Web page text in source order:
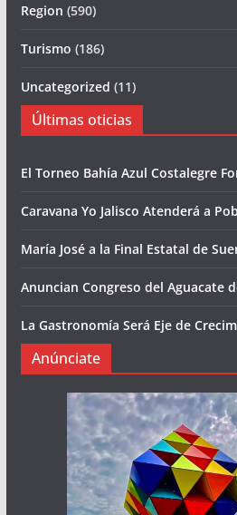
Region (590)
Turismo (186)
Uncategorized (11)
Últimas oticias
El Torneo Bahía Azul Costalegre
Caravana Yo Jalisco Atenderá a
María José a la Final Estatal de
Anuncian Congreso del Aguacate
La Gastronomía Será Eje de
Anúnciate